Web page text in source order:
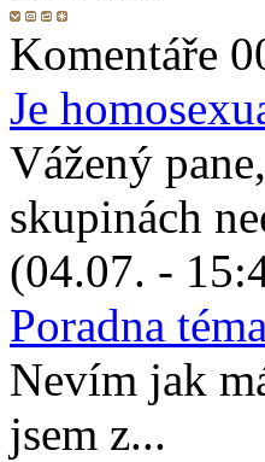
Komentáře
Je
Vážený
skupinách
(04.07. -
Poradna
Nevím jak
jsem z...